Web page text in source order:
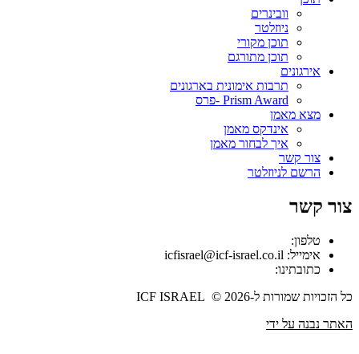
וובינרים
ניוזלטר
תוכן מקורי
תוכן מתורגם
אירגונים
תרבות אימונית בארגונים
Prism Award -פרס
מצא מאמן
אינדקס מאמן
איך לבחור מאמן
צור קשר
הרשם לניוזלטר
צור קשר
טלפון:
אימייל: icfisrael@icf-israel.co.il
כתובתינו:
כל הזכויות שמורות ל-ICF ISRAEL © 2026
האתר נבנה על ידי